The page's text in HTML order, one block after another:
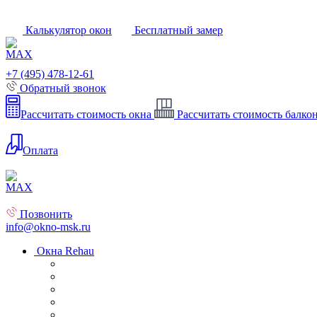
Калькулятор окон Бесплатный замер
+7 (495) 478-12-61
Обратный звонок
Рассчитать стоимость окна Рассчитать стоимость
Оплата
Позвонить
info@okno-msk.ru
Окна Rehau